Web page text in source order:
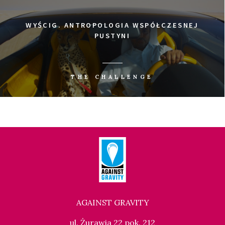
WYŚCIG. ANTROPOLOGIA WSPÓŁCZESNEJ
PUSTYNI
THE CHALLENGE
AGAINST GRAVITY
ul. Żurawia 22 pok. 212